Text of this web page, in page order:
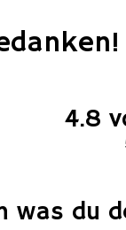
4.8
was du